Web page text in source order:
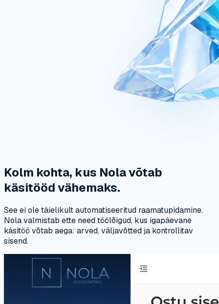
Kolm kohta, kus Nola võtab
käsitööd vähemaks.
See ei ole täielikult automatiseeritud raamatupidamine.
Nola valmistab ette need töölõigud, kus igapäevane
käsitöö võtab aega: arved, väljavõtted ja kontrollitav
sisend.